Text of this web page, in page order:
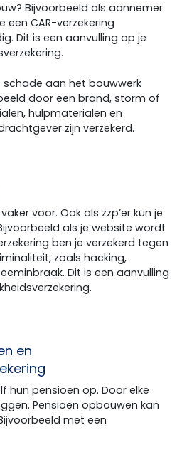
Bijvoorbeeld als aannemer
een CAR-verzekering
Dit is een aanvulling op je
schade aan het bouwwerk
door een brand, storm of
hulpmaterialen en
zijn verzekerd.
voor. Ook als zzp’er kun je
als je website wordt
ben je verzekerd tegen
zoals hacking,
Dit is een aanvulling
en
hun pensioen op. Door elke
Pensioen opbouwen kan
met een